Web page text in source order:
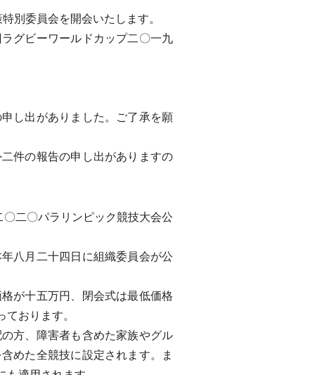
別委員会を開会いたします。
グビーワールドカップ二〇一九
し出がありました。ご了承を願
件の報告の申し出がありますの
二〇パラリンピック競技大会公
八月二十四日に組織委員会が公
が十五万円、閉会式は最低価格
おります。
方、障害者も含めた家族やグル
めた全競技に設定されます。ま